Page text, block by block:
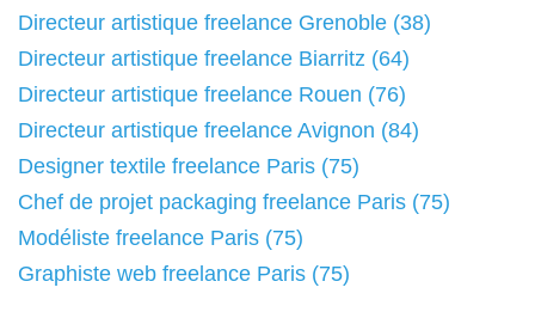
Directeur artistique freelance Grenoble (38)
Directeur artistique freelance Biarritz (64)
Directeur artistique freelance Rouen (76)
Directeur artistique freelance Avignon (84)
Designer textile freelance Paris (75)
Chef de projet packaging freelance Paris (75)
Modéliste freelance Paris (75)
Graphiste web freelance Paris (75)